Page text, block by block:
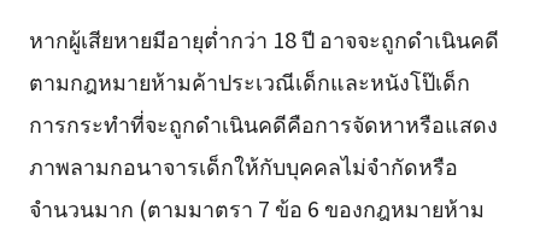
หากผู้เสียหายมีอายุต่ำกว่า 18 ปี อาจจะถูกดำเนินคดี
ตามกฎหมายห้ามค้าประเวณีเด็กและหนังโป๊เด็ก
การกระทำที่จะถูกดำเนินคดีคือการจัดหาหรือแสดง
ภาพลามกอนาจารเด็กให้กับบุคคลไม่จำกัดหรือ
จำนวนมาก (ตามมาตรา 7 ข้อ 6 ของกฎหมายห้าม